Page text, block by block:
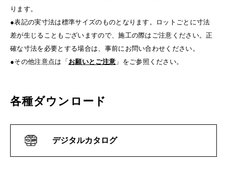
ります。
●表記の実寸法は標準サイズのものとなります。ロットごとに寸法
差が生じることもございますので、施工の際はご注意ください。正
確な寸法を必要とする場合は、事前にお問い合わせください。
●その他注意点は「お願いとご注意 」をご参照ください。
各種ダウンロード
デジタルカタログ